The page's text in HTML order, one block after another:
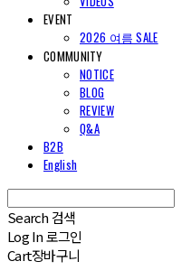
EVENT
2026 여름 SALE
COMMUNITY
NOTICE
BLOG
REVIEW
Q&A
B2B
English
Search 검색
Log In로그인
Cart장바구니